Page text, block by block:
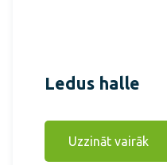
Ledus halle
Uzzināt vairāk